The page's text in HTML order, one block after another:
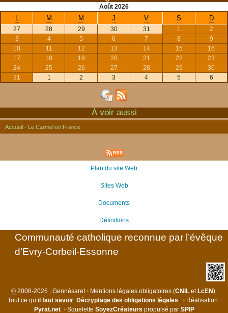
Août 2026
L M M J V S D
27 28 29 30 31 1
2
3
4 5 6 7 8
9
10
11 12 13 14 15
16
17
18 19 20 21 22
23
24
25 26 27 28 29
30
31
1 2 3 4 5 6
À voir aussi
Accueil - Le Carmel en France
Plan du site Web
Sites Web
Documents
Définitions
Communauté catholique reconnue par l’évêque
d’Evry-Corbeil-Essonne
© 2008-2026 , Gennésaret • Mentions légales obligatoires (CNIL etLcEN).
Tout ce qu’il faut savoir. Décryptage des obligations légales • Réalisation :
Pyrat.net •Squelette SoyezCréateurs propulsé par SPIP